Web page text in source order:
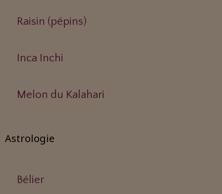
Raisin (pépins)
Inca Inchi
Melon du Kalahari
Astrologie
Bélier